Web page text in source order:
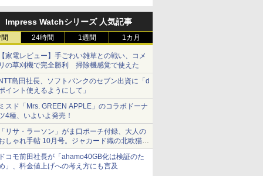
Impress Watchシリーズ 人気記事
24時間 1週間 1カ月
家電レビュー】手ごわい雑草との戦い、コメ
の草刈機で完全勝利 掃除機感覚で使えた
島田社長、ソフトバンクのセブン出資に「d
イント使えるようにして」
スド「Mrs. GREEN APPLE」のコラボドーナ
4種、いよいよ発売！
リサ・ラーソン」がま口ポーチ付録、大人の
しゃれ手帖 10月号。ジャカード織の北欧猫デ
イン
コモ前田社長が「ahamo40GB化は検証のた
」、料金値上げへの考え方にも言及